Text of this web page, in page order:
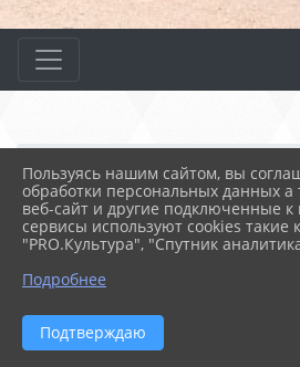
Главная МЕРОПРИЯТИЯ
Эстафета СПО
22.09.2022 10:42
Пользуясь нашим сайтом, вы
обработки персональных данных
веб-сайт и другие подключенные к
сервисы используют cookies такие
"PRO.Культура", "Спутник
Подробнее
Подтверждаю